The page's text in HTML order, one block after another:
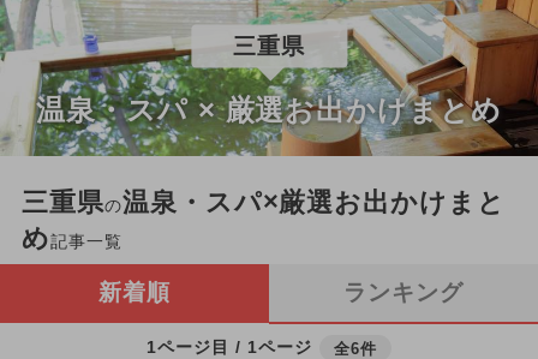
三重県
温泉・スパ × 厳選お出かけまとめ
三重県の温泉・スパ×厳選お出かけまと
め記事一覧
新着順 ランキング
1ページ目 / 1ページ 全6件